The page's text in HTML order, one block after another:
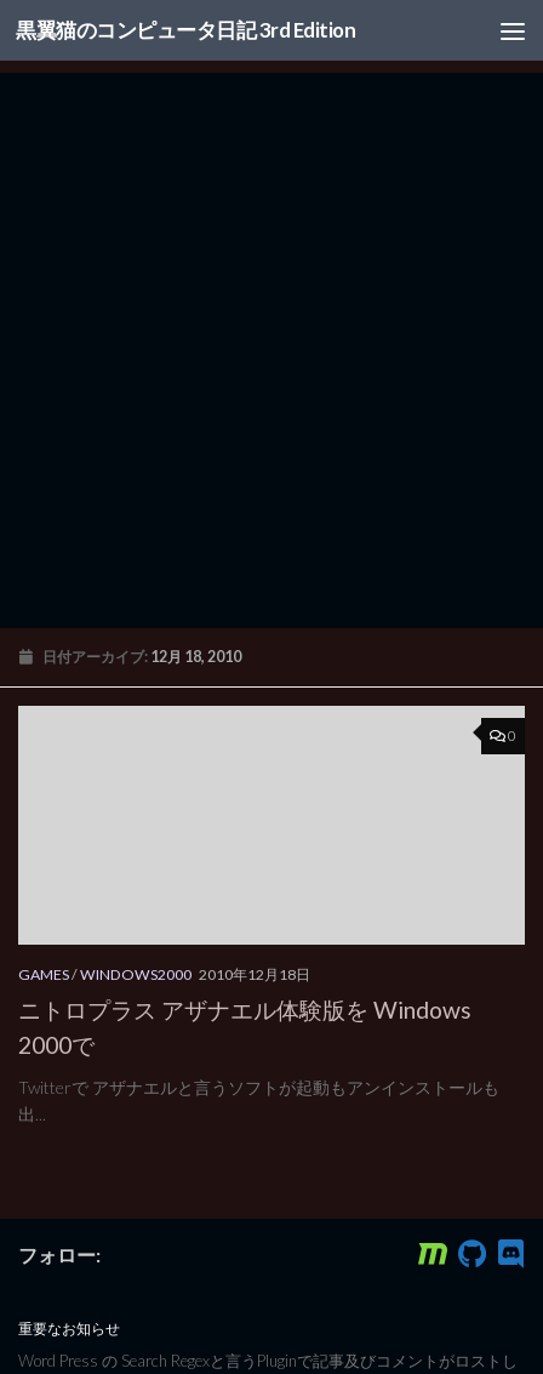
コンテンツへスキップ
黒翼猫のコンピュータ日記 3rd Edition
日付アーカイブ: 12月 18, 2010
0
GAMES/WINDOWS2000 2010年12月18日
ニトロプラス アザナエル体験版を Windows
2000で
Twitterで アザナエルと言うソフトが起動もアンインストールも
出...
フォロー:
重要なお知らせ
Word Press の Search Regexと言うPluginで記事及びコメントがロストし